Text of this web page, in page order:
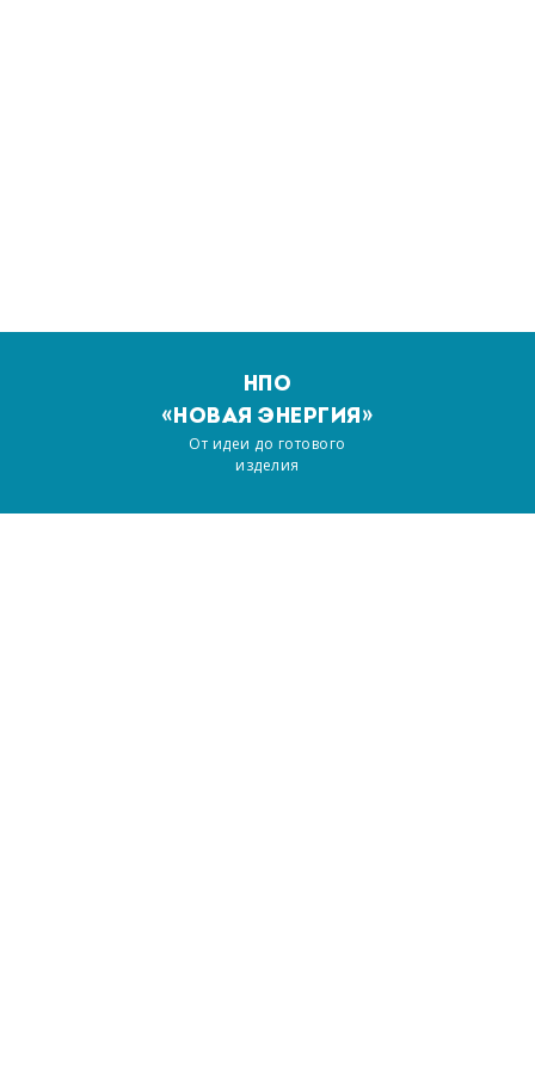
НПО
«НОВАЯ ЭНЕРГИЯ»
От идеи до готового
изделия